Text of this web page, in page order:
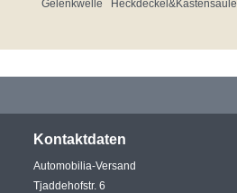
Gelenkwelle
Heckdeckel&Kastensäule
Kontaktdaten
Automobilia-Versand
Tjaddehofstr. 6